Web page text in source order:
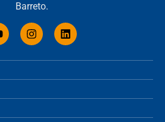
Barreto.